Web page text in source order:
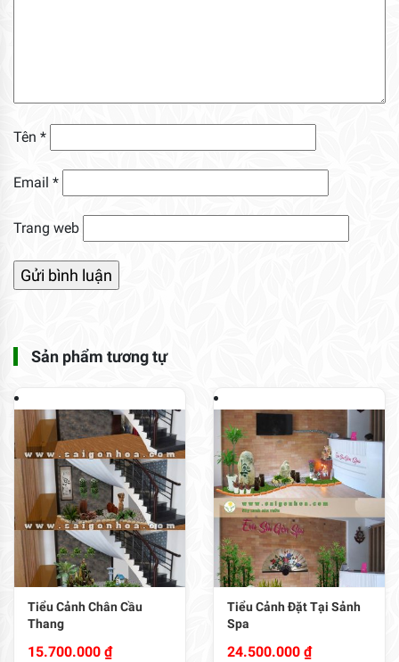
Tên *
Email *
Trang web
Sản phẩm tương tự
Tiểu Cảnh Chân Cầu
Thang
15.700.000 ₫
Tiểu Cảnh Đặt Tại Sảnh
Spa
24.500.000 ₫